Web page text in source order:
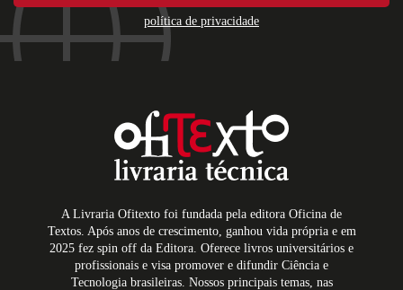
política de privacidade
A Livraria Ofitexto foi fundada pela editora Oficina de
Textos. Após anos de crescimento, ganhou vida própria e em
2025 fez spin off da Editora. Oferece livros universitários e
profissionais e visa promover e difundir Ciência e
Tecnologia brasileiras. Nossos principais temas, nas